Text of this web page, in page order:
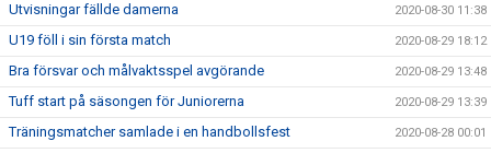
Utvisningar fällde damerna 2020-08-30 11:38
U19 föll i sin första match 2020-08-29 18:12
Bra försvar och målvaktsspel avgörande 2020-08-29 13:48
Tuff start på säsongen för Juniorerna 2020-08-29 13:39
Träningsmatcher samlade i en handbollsfest 2020-08-28 00:01